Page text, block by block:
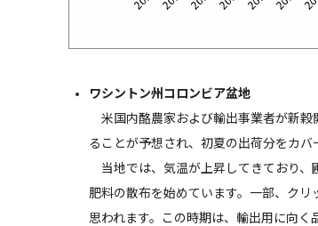
ワシントン州コロンビア盆地
米国内酪農家および輸出事業者が新穀
ることが予想され、初夏の出荷分をカバ
当地では、気温が上昇してきており、
肥料の散布を始めています。一部、ク
思われます。この時期は、輸出用に向く